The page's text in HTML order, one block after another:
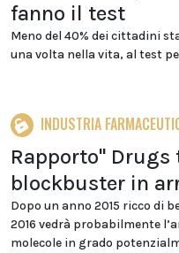
fanno il test
Meno del 40% dei cittadini
una volta nella vita, al test
INDUSTRIA
Rapporto" Drugs
blockbuster in
Dopo un anno 2015 ricco di
2016 vedrà probabilmente
molecole in grado